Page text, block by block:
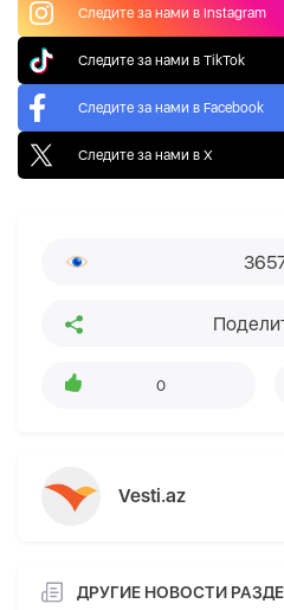
Следите за нами в Instagram
Следите за нами в TikTok
Следите за нами в Facebook
Следите за нами в X
0
Vesti.az
ДРУГИЕ НОВОСТИ